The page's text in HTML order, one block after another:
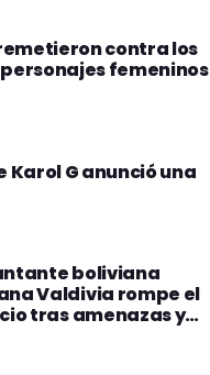
contra los
femeninos
Karol G anunció una
boliviana
Valdivia rompe el
tras amenazas y